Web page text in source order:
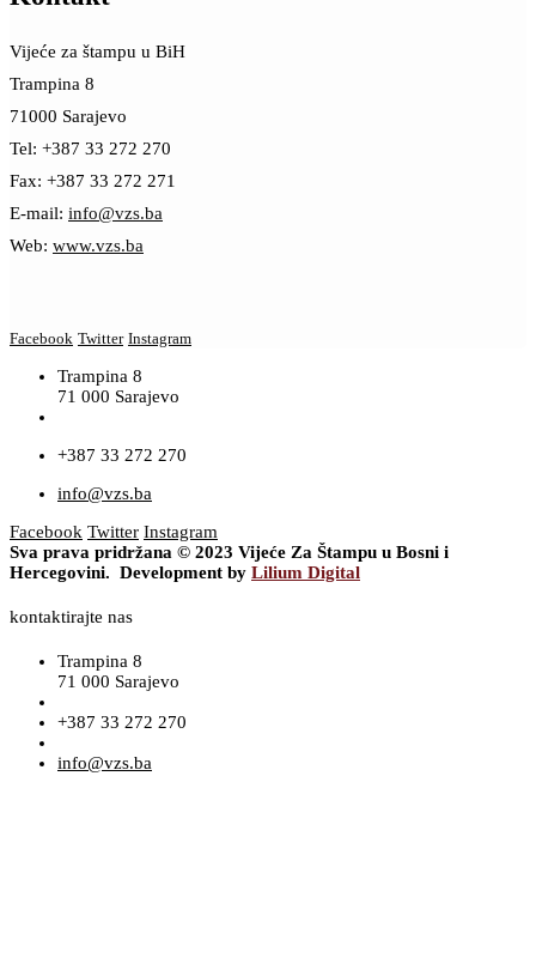
Vijeće za štampu u BiH
Trampina 8
71000 Sarajevo
Tel: +387 33 272 270
Fax: +387 33 272 271
E-mail: info@vzs.ba
Web: www.vzs.ba
Facebook Twitter Instagram
Trampina 8
71 000 Sarajevo
+387 33 272 270
info@vzs.ba
Facebook Twitter Instagram
Sva prava pridržana © 2023 Vijeće Za Štampu u Bosni i
Hercegovini. Development by Lilium Digital
kontaktirajte nas
Trampina 8
71 000 Sarajevo
+387 33 272 270
info@vzs.ba